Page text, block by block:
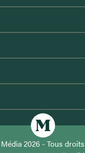
2026 - Tous